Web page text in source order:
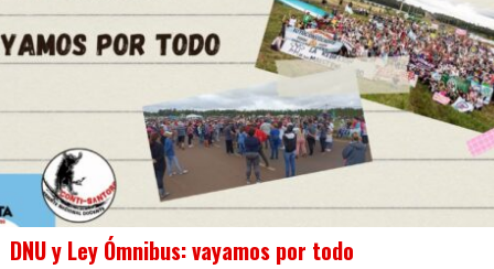
DNU y Ley Ómnibus: vayamos por todo